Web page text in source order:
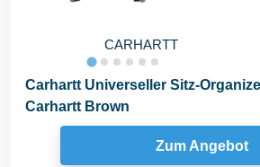
CARHARTT
Carhartt Universeller Sitz-
Carhartt Brown
Zum Angebot